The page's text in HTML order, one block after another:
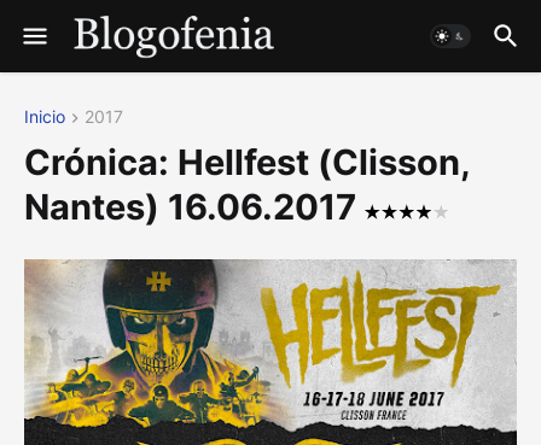
Inicio 2017
Crónica: Hellfest (Clisson,
Nantes) 16.06.2017